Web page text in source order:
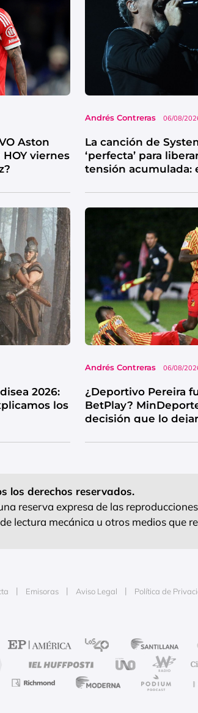
Aston
viernes
Andrés Contreras 06/08/
La canción de
‘perfecta’ para
tensión acumulada:
2026:
los
Andrés Contreras 06/08/
¿Deportivo Pereira
BetPlay?
decisión que lo
los derechos reservados.
reserva expresa de las
lectura mecánica u otros medios que
Emisoras Aviso Legal Política de